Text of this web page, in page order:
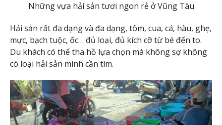
Những vựa hải sản tươi ngon rẻ ở Vũng Tàu
Hải sản rất đa dạng và đa dạng, tôm, cua, cá, hàu, ghẹ,
mực, bạch tuộc, ốc… đủ loại, đủ kích cỡ từ bé đến to.
Du khách có thể tha hồ lựa chọn mà không sợ không
có loại hải sản mình cần tìm.